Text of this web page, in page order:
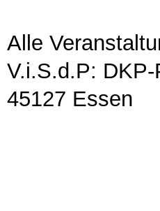
Alle
V.i.S.d.P:
45127 Essen